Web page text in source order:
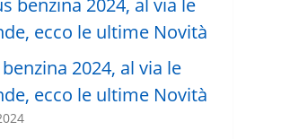
2024, al via le
ecco le ultime Novità